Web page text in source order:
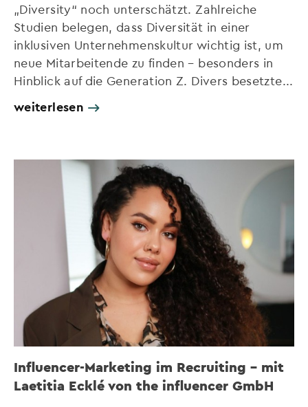
„Diversity“ noch unterschätzt. Zahlreiche
Studien belegen, dass Diversität in einer
inklusiven Unternehmenskultur wichtig ist, um
neue Mitarbeitende zu finden – besonders in
Hinblick auf die Generation Z. Divers besetzte...
weiterlesen
Influencer-Marketing im Recruiting – mit
Laetitia Ecklé von the influencer GmbH